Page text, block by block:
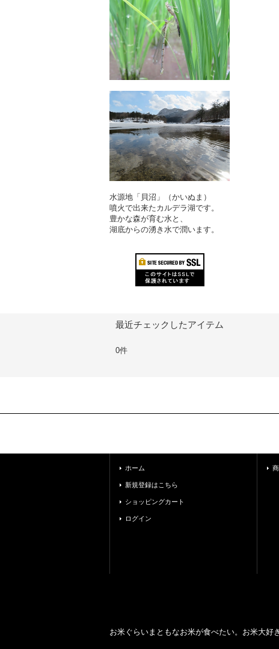
水源地「貝沼」（かいぬま）
噴火で出来たカルデラ湖です。
豊かな森が育む水と、
湖底からの湧き水で潤います。
最近チェックしたアイテム
0件
ホーム
新規登録はこちら
ショッピングカート
ログイン
お米ぐらいまともなお米が食べたい。お米大好